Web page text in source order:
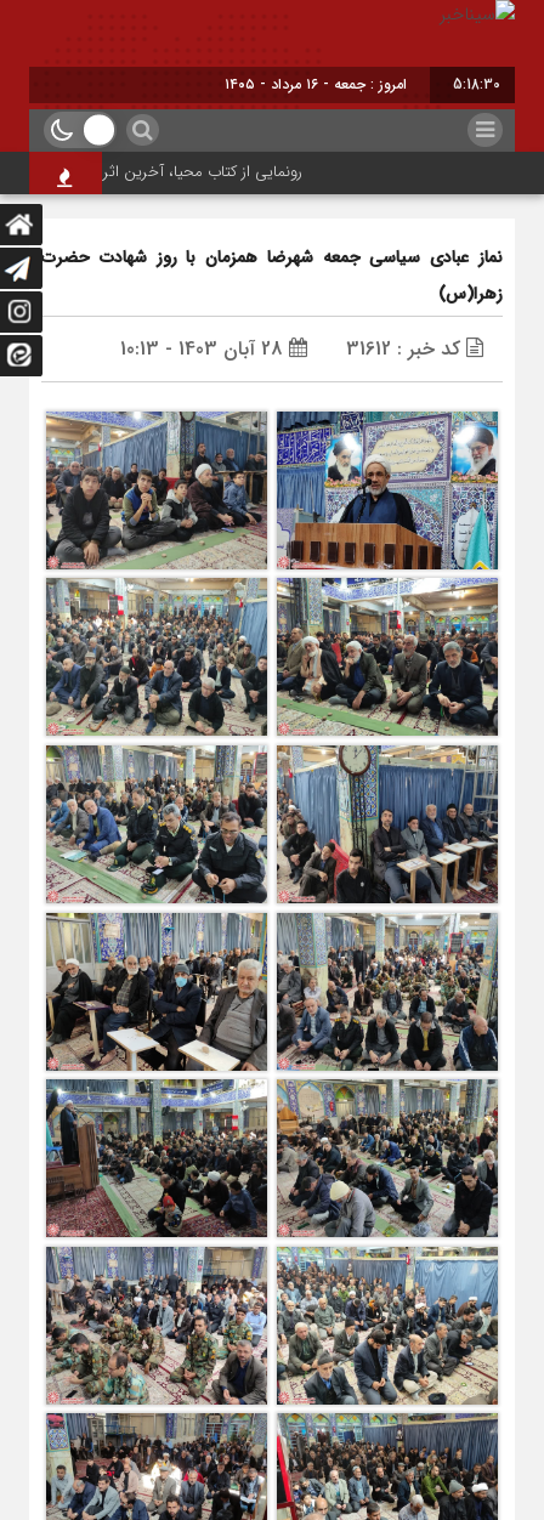
5:18:31 امروز : جمعه - ۱۶ مرداد - ۱۴۰۵
رونمایی از کتاب محیا، آخرین اثر نویسنده جوان
نماز عبادی سیاسی جمعه شهرضا همزمان با روز شهادت حضرت
زهرا(س)
کد خبر : 31612